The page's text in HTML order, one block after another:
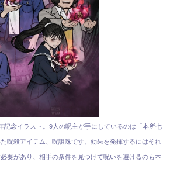
記念イラスト。9人の呪主が手にしているのは「本所七
呪殺アイテム、呪詛珠です。効果を発揮するにはそれ
要があり、相手の条件を見つけて呪いを避けるのも本